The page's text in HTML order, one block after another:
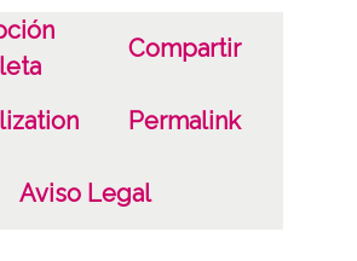
de las imágenes
Compartir
Permalink
Aviso Legal